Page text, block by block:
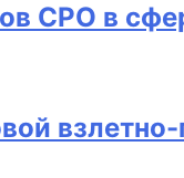
СРО в